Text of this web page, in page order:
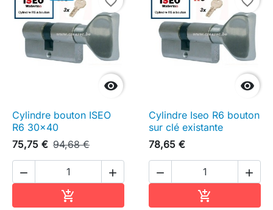

Cylindre bouton ISEO
R6 30x40
75,75 € 94,68 €
 


Cylindre Iseo R6 bouton
sur clé existante
78,65 €
 
